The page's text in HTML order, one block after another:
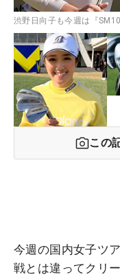
渋野日向子も今週は『
この
今週の国内女子ツ
戦とは違ってクリ